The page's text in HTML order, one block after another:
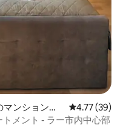
ンション・
レビュー39
4.77 (39)
メント - ラー市内中心部